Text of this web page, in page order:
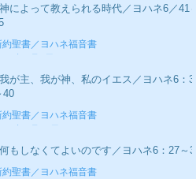
によって教えられる時代／ヨハネ6／41～
約聖書／ヨハネ福音書
2019年7月7日
が主、我が神、私のイエス／ヨハネ6：34
40
約聖書／ヨハネ福音書
2019年6月30日
もしなくてよいのです／ヨハネ6：27～37
約聖書／ヨハネ福音書